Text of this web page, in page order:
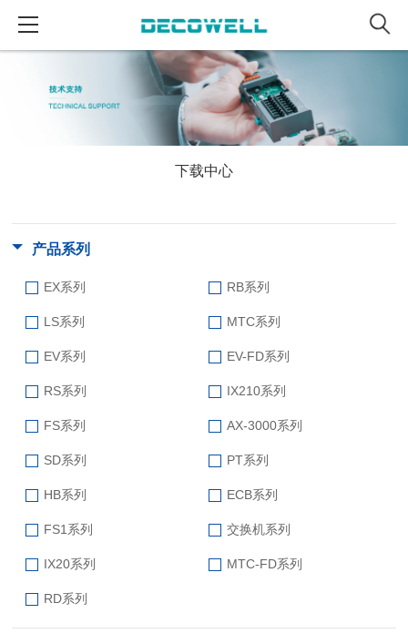
下载中心
产品系列
EX系列 RB系列
LS系列 MTC系列
EV系列 EV-FD系列
RS系列 IX210系列
FS系列 AX-3000系列
SD系列 PT系列
HB系列 ECB系列
FS1系列 交换机系列
IX20系列 MTC-FD系列
RD系列